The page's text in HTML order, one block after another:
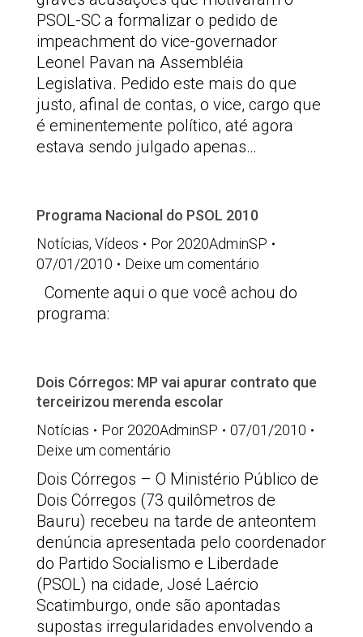
PSOL-SC a formalizar o pedido de
impeachment do vice-governador
Leonel Pavan na Assembléia
Legislativa. Pedido este mais do que
justo, afinal de contas, o vice, cargo que
é eminentemente político, até agora
estava sendo julgado apenas…
Programa Nacional do PSOL 2010
Notícias, Vídeos Por 2020AdminSP
07/01/2010
Deixe um comentário
Comente aqui o que você achou do
programa:
Dois Córregos: MP vai apurar contrato que
terceirizou merenda escolar
Notícias
Por 2020AdminSP
07/01/2010
Deixe um comentário
Dois Córregos – O Ministério Público de
Dois Córregos (73 quilômetros de
Bauru) recebeu na tarde de anteontem
denúncia apresentada pelo coordenador
do Partido Socialismo e Liberdade
(PSOL) na cidade, José Laércio
Scatimburgo, onde são apontadas
supostas irregularidades envolvendo a